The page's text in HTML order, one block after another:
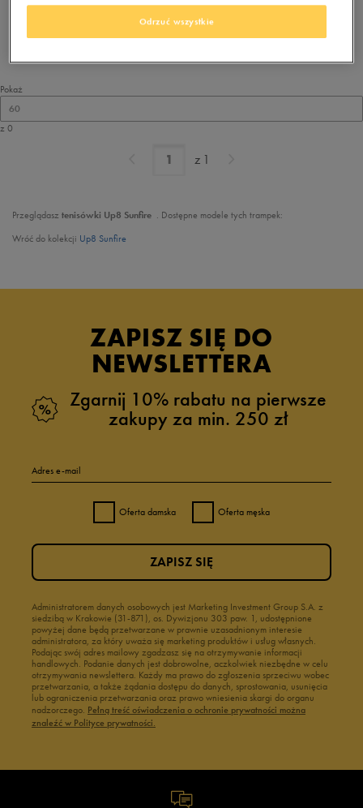
Zmień kryteria wyszukiwania lub
usuń wybrane filtry
Pokaż
60
z 0
z 1
Przeglądasz tenisówki Up8 Sunfire . Dostępne modele tych trampek:
Wróć do kolekcji Up8 Sunfire
ZAPISZ SIĘ DO
NEWSLETTERA
Zgarnij 10% rabatu na pierwsze
zakupy za min. 250 zł
Adres e-mail
Oferta damska Oferta męska
Administratorem danych osobowych jest Marketing Investment Group S.A. z
siedzibą w Krakowie (31-871), os. Dywizjonu 303 paw. 1, udostępnione
powyżej dane będą przetwarzane w prawnie uzasadnionym interesie
administratora, za który uważa się marketing produktów i usług własnych.
Podając swój adres mailowy zgadzasz się na otrzymywanie informacji
handlowych. Podanie danych jest dobrowolne, aczkolwiek niezbędne w celu
otrzymywania newslettera. Każdy ma prawo do zgłoszenia sprzeciwu wobec
przetwarzania, a także żądania dostępu do danych, sprostowania, usunięcia
lub ograniczenia przetwarzania oraz prawo wniesienia skargi do organu
nadzorczego. Pełną treść oświadczenia o ochronie prywatności można
znaleźć w Polityce prywatności.
ZAPISZ SIĘ
Odrzuć wszystkie